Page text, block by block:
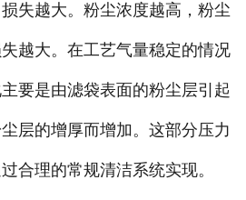
失越大。粉尘浓度越高，粉尘
越大。在工艺气量稳定的情况
要是由滤袋表面的粉尘层引起
层的增厚而增加。这部分压力
合理的常规清洁系统实现。